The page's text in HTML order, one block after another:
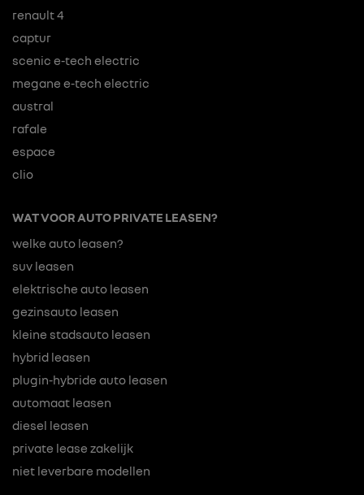
renault 4
captur
scenic e-tech electric
megane e-tech electric
austral
rafale
espace
clio
WAT VOOR AUTO PRIVATE LEASEN?
welke auto leasen?
suv leasen
elektrische auto leasen
gezinsauto leasen
kleine stadsauto leasen
hybrid leasen
plugin-hybride auto leasen
automaat leasen
diesel leasen
private lease zakelijk
niet leverbare modellen